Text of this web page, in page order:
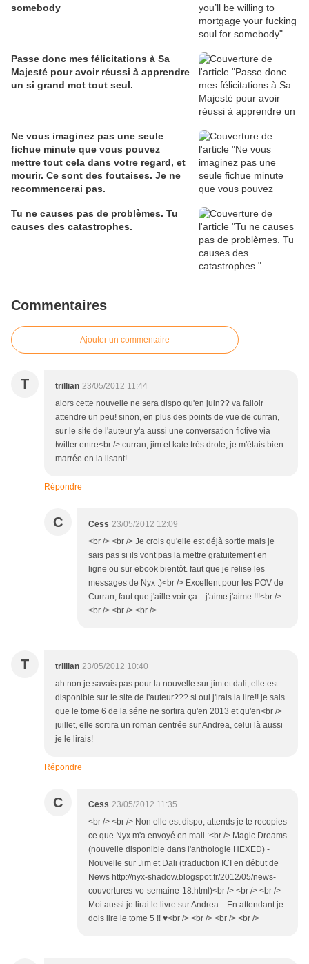
somebody
Passe donc mes félicitations à Sa
Majesté pour avoir réussi à apprendre
un si grand mot tout seul.
Ne vous imaginez pas une seule
fichue minute que vous pouvez
mettre tout cela dans votre regard, et
mourir. Ce sont des foutaises. Je ne
recommencerai pas.
Tu ne causes pas de problèmes. Tu
causes des catastrophes.
Commentaires
Ajouter un commentaire
T trillian 23/05/2012 11:44
alors cette nouvelle ne sera dispo qu'en juin?? va falloir
attendre un peu! sinon, en plus des points de vue de curran,
sur le site de l'auteur y'a aussi une conversation fictive via
twitter entre<br /> curran, jim et kate très drole, je m'étais bien
marrée en la lisant!
Répondre
C Cess 23/05/2012 12:09
<br /> <br /> Je crois qu'elle est déjà sortie mais je
sais pas si ils vont pas la mettre gratuitement en
ligne ou sur ebook bientôt. faut que je relise les
messages de Nyx :)<br /> Excellent pour les POV de
Curran, faut que j'aille voir ça... j'aime j'aime !!!<br />
<br /> <br /> <br />
T trillian 23/05/2012 10:40
ah non je savais pas pour la nouvelle sur jim et dali, elle est
disponible sur le site de l'auteur??? si oui j'irais la lire!! je sais
que le tome 6 de la série ne sortira qu'en 2013 et qu'en<br />
juillet, elle sortira un roman centrée sur Andrea, celui là aussi
je le lirais!
Répondre
C Cess 23/05/2012 11:35
<br /> <br /> Non elle est dispo, attends je te recopies
ce que Nyx m'a envoyé en mail :<br /> Magic Dreams
(nouvelle disponible dans l'anthologie HEXED) -
Nouvelle sur Jim et Dali (traduction ICI en début de
News http://nyx-shadow.blogspot.fr/2012/05/news-
couvertures-vo-semaine-18.html)<br /> <br /> <br />
Moi aussi je lirai le livre sur Andrea... En attendant je
dois lire le tome 5 !! ♥<br /> <br /> <br /> <br />